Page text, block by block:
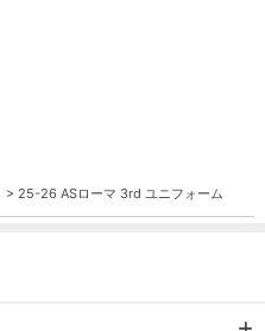
> 25-26 ASローマ 3rd ユニフォーム